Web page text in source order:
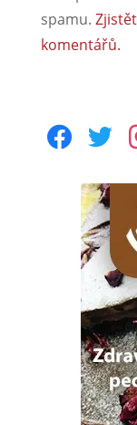
spamu.
komentářů.
facebooktwitter